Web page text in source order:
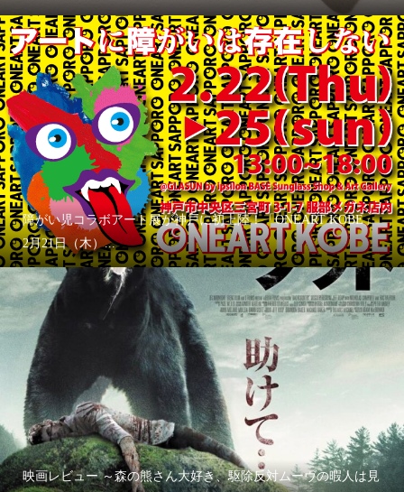
障がい児コラボアート展が神戸に初上陸！「ONEART KOBE」
2月21日（木）...
映画レビュー ～森の熊さん大好き、駆除反対ムーヴの暇人は見